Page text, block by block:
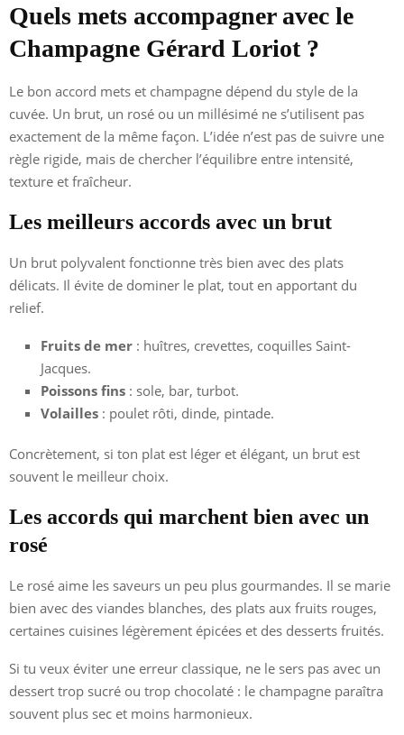
Quels mets accompagner avec le
Champagne Gérard Loriot ?
Le bon accord mets et champagne dépend du style de la
cuvée. Un brut, un rosé ou un millésimé ne s’utilisent pas
exactement de la même façon. L’idée n’est pas de suivre une
règle rigide, mais de chercher l’équilibre entre intensité,
texture et fraîcheur.
Les meilleurs accords avec un brut
Un brut polyvalent fonctionne très bien avec des plats
délicats. Il évite de dominer le plat, tout en apportant du
relief.
Fruits de mer : huîtres, crevettes, coquilles Saint-
Jacques.
Poissons fins : sole, bar, turbot.
Volailles : poulet rôti, dinde, pintade.
Concrètement, si ton plat est léger et élégant, un brut est
souvent le meilleur choix.
Les accords qui marchent bien avec un
rosé
Le rosé aime les saveurs un peu plus gourmandes. Il se marie
bien avec des viandes blanches, des plats aux fruits rouges,
certaines cuisines légèrement épicées et des desserts fruités.
Si tu veux éviter une erreur classique, ne le sers pas avec un
dessert trop sucré ou trop chocolaté : le champagne paraîtra
souvent plus sec et moins harmonieux.